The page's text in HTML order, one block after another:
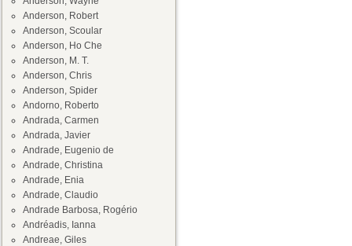
Anderson, Robert
Anderson, Scoular
Anderson, Ho Che
Anderson, M. T.
Anderson, Chris
Anderson, Spider
Andorno, Roberto
Andrada, Carmen
Andrada, Javier
Andrade, Eugenio de
Andrade, Christina
Andrade, Enia
Andrade, Claudio
Andrade Barbosa, Rogério
Andréadis, Ianna
Andreae, Giles